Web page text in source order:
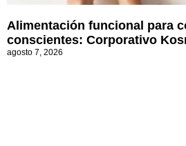
Alimentación funcional para
conscientes: Corporativo
agosto 7, 2026